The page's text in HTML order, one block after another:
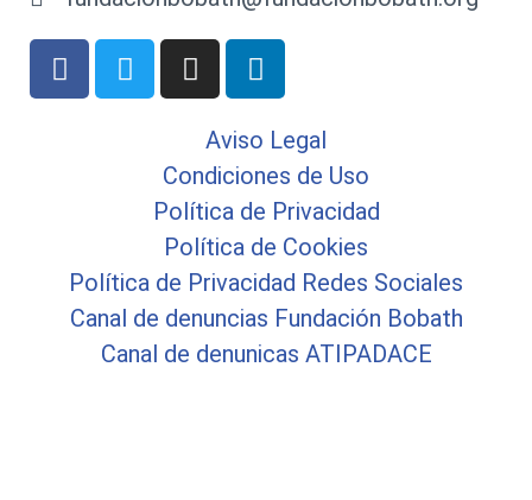
Aviso Legal
Condiciones de Uso
Política de Privacidad
Política de Cookies
Política de Privacidad Redes Sociales
Canal de denuncias Fundación Bobath
Canal de denunicas ATIPADACE